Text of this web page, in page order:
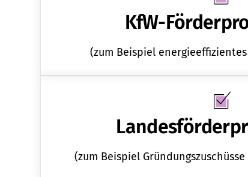
KfW-
(zum Beispiel
(zum Beispiel